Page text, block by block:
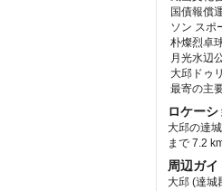
国債報償
ソン スポ
朴燦烈卓
月光水辺
大邱ドゥ
最寄の主
ロケーシ
大邱の達
まで 7.2
周辺ガイ
大邱 (達城